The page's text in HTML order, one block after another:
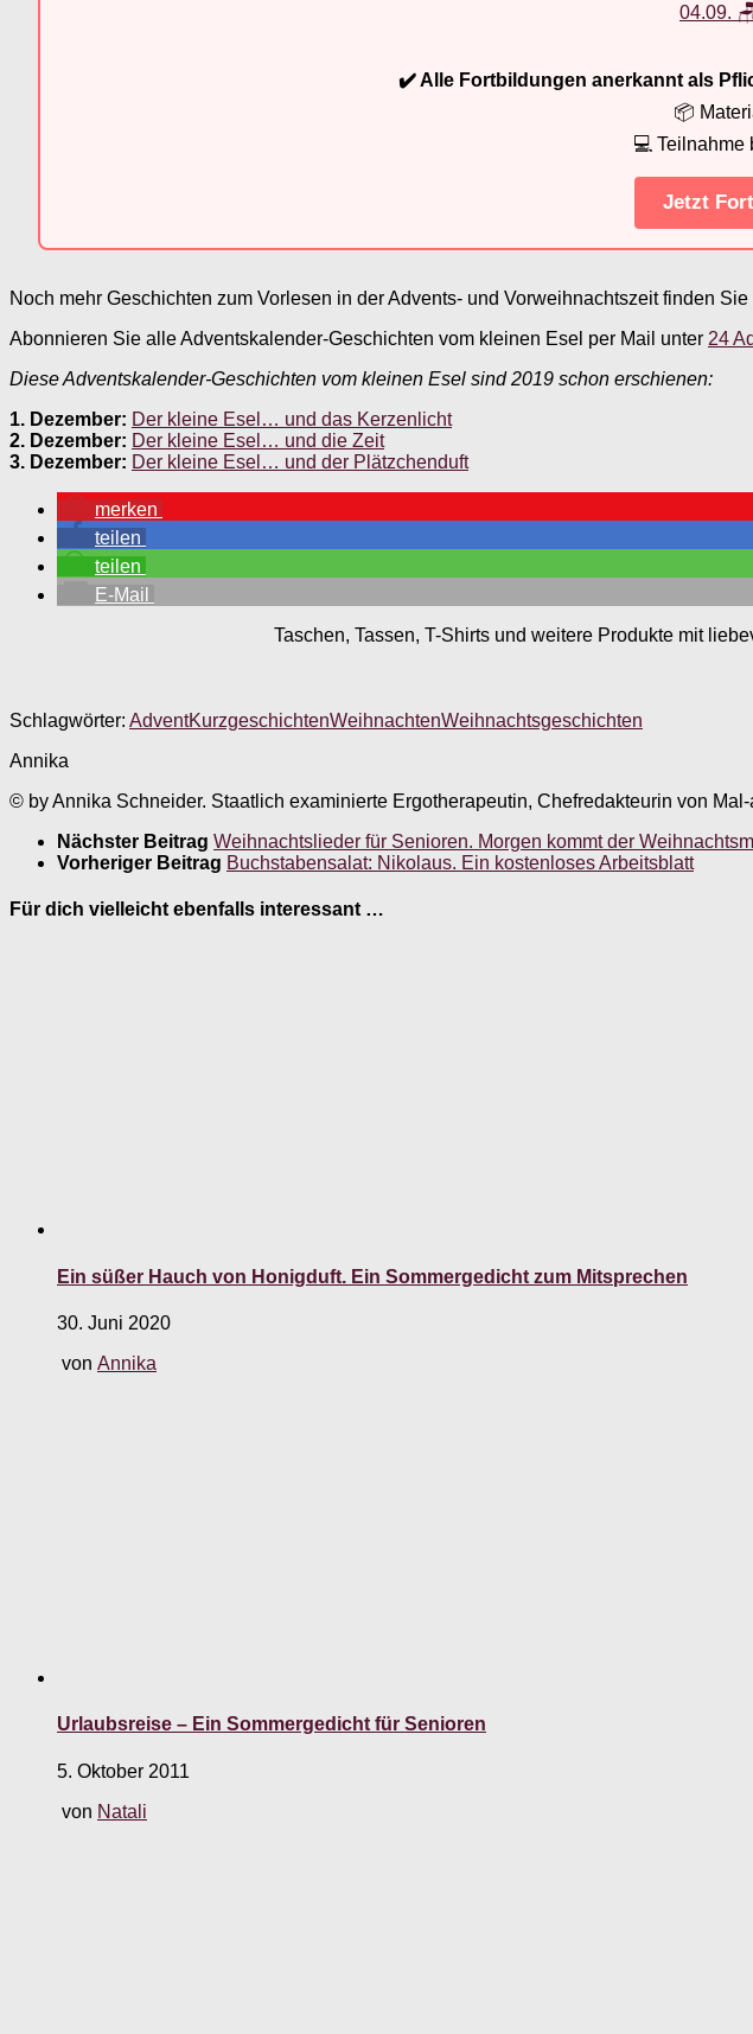
04.09.
✔️ Alle Fortbildungen anerkannt als
📦
💻 Teilnahme
Jetzt
Noch mehr Geschichten zum Vorlesen in der Advents- und Vorweihnachtszeit finden
Abonnieren Sie alle Adventskalender-Geschichten vom kleinen Esel per Mail unter 24
Diese Adventskalender-Geschichten vom kleinen Esel sind 2019 schon erschienen:
1. Dezember: Der kleine Esel… und das Kerzenlicht
2. Dezember: Der kleine Esel… und die Zeit
3. Dezember: Der kleine Esel… und der Plätzchenduft
merken
teilen
teilen
E-Mail
Taschen, Tassen, T-Shirts und weitere Produkte mit
Schlagwörter: AdventKurzgeschichtenWeihnachtenWeihnachtsgeschichten
Annika
© by Annika Schneider. Staatlich examinierte Ergotherapeutin, Chefredakteurin von
Nächster Beitrag Weihnachtslieder für Senioren. Morgen kommt der
Vorheriger Beitrag Buchstabensalat: Nikolaus. Ein kostenloses Arbeitsblatt
Für dich vielleicht ebenfalls interessant …
Ein süßer Hauch von Honigduft. Ein Sommergedicht zum Mitsprechen
30. Juni 2020
von Annika
Urlaubsreise – Ein Sommergedicht für Senioren
5. Oktober 2011
von Natali